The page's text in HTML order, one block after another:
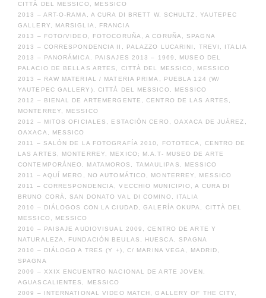
CITTÀ DEL MESSICO, MESSICO
2013 – ART-O-RAMA, A CURA DI BRETT W. SCHULTZ, YAUTEPEC
GALLERY, MARSIGLIA, FRANCIA
2013 – FOTO/VIDEO, FOTOCORUÑA, A CORUÑA, SPAGNA
2013 – CORRESPONDENCIA II, PALAZZO LUCARINI, TREVI, ITALIA
2013 – PANORÁMICA. PAISAJES 2013 – 1969, MUSEO DEL
PALACIO DE BELLAS ARTES, CITTÀ DEL MESSICO, MESSICO
2013 – RAW MATERIAL / MATERIA PRIMA, PUEBLA 124 (W/
YAUTEPEC GALLERY), CITTÀ DEL MESSICO, MESSICO
2012 – BIENAL DE ARTEMERGENTE, CENTRO DE LAS ARTES,
MONTERREY, MESSICO
2012 – MITOS OFICIALES, ESTACIÓN CERO, OAXACA DE JUÁREZ,
OAXACA, MESSICO
2011 – SALÓN DE LA FOTOGRAFÍA 2010, FOTOTECA, CENTRO DE
LAS ARTES, MONTERREY, MEXICO; M.A.T- MUSEO DE ARTE
CONTEMPORÁNEO, MATAMOROS, TAMAULIPAS, MESSICO
2011 – AQUÍ MERO, NO AUTOMÁTICO, MONTERREY, MESSICO
2011 – CORRESPONDENCIA, VECCHIO MUNICIPIO, A CURA DI
BRUNO CORÀ, SAN DONATO VAL DI COMINO, ITALIA
2010 – DIÁLOGOS CON LA CIUDAD, GALERÍA OKUPA, CITTÀ DEL
MESSICO, MESSICO
2010 – PAISAJE AUDIOVISUAL 2009, CENTRO DE ARTE Y
NATURALEZA, FUNDACIÓN BEULAS, HUESCA, SPAGNA
2010 – DIÁLOGO A TRES (Y +), C/ MARINA VEGA, MADRID,
SPAGNA
2009 – XXIX ENCUENTRO NACIONAL DE ARTE JOVEN,
AGUASCALIENTES, MESSICO
2009 – INTERNATIONAL VIDEO MATCH, GALLERY OF THE CITY,